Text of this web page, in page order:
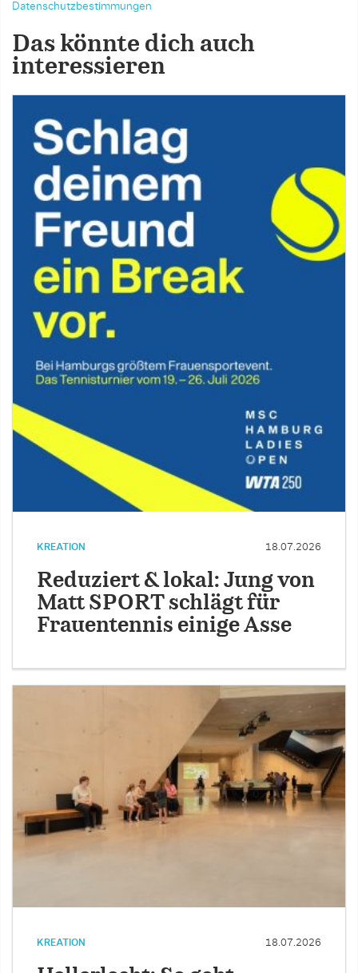
Datenschutzbestimmungen
Das könnte dich auch
interessieren
KREATION 18.07.2026
Reduziert & lokal: Jung von
Matt SPORT schlägt für
Frauentennis einige Asse
KREATION 18.07.2026